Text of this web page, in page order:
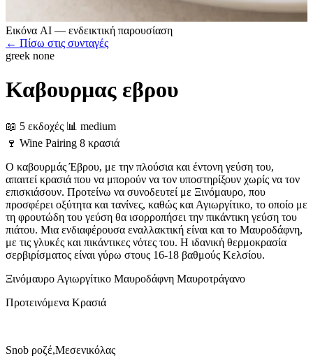
Εικόνα AI — ενδεικτική παρουσίαση
← Πίσω στις συνταγές
greek none
Καβουρμας εβρου
📖 5 εκδοχές 📊 medium
🍷 Wine Pairing 8 κρασιά
Ο καβουρμάς Έβρου, με την πλούσια και έντονη γεύση του,
απαιτεί κρασιά που να μπορούν να τον υποστηρίξουν χωρίς να τον
επισκιάσουν. Προτείνω να συνοδευτεί με Ξινόμαυρο, που
προσφέρει οξύτητα και τανίνες, καθώς και Αγιωργίτικο, το οποίο με
τη φρουτώδη του γεύση θα ισορροπήσει την πικάντικη γεύση του
πιάτου. Μια ενδιαφέρουσα εναλλακτική είναι και το Μαυροδάφνη,
με τις γλυκές και πικάντικες νότες του. Η ιδανική θερμοκρασία
σερβιρίσματος είναι γύρω στους 16-18 βαθμούς Κελσίου.
Ξινόμαυρο Αγιωργίτικο Μαυροδάφνη Μαυροτράγανο
Προτεινόμενα Κρασιά
Snob ροζέ,Μεσενικόλας